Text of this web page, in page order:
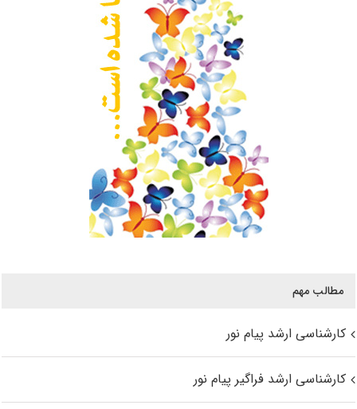
مطالب مهم
کارشناسی ارشد پیام نور
کارشناسی ارشد فراگیر پیام نور